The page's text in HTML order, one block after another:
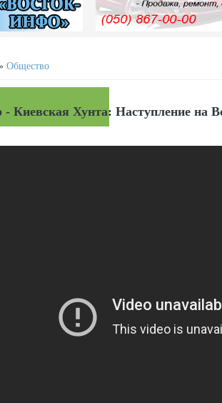
Общество
Киевская Хунта: Наступление на